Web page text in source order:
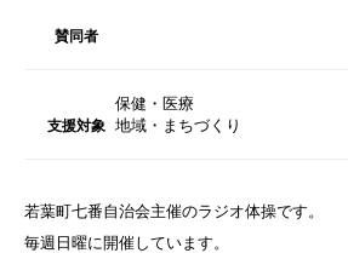
賛同者
支援対象
保健・医療
地域・まちづくり
若葉町七番自治会主催のラジオ体操です。
毎週日曜に開催しています。